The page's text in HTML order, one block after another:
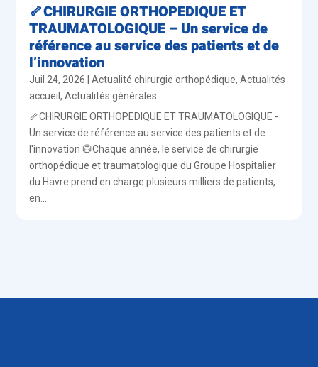
🦴CHIRURGIE ORTHOPEDIQUE ET
TRAUMATOLOGIQUE – Un service de
référence au service des patients et de
l’innovation
Juil 24, 2026 |Actualité chirurgie orthopédique,Actualités
accueil,Actualités générales
🦴CHIRURGIE ORTHOPEDIQUE ET TRAUMATOLOGIQUE -
Un service de référence au service des patients et de
l'innovation 🥼Chaque année, le service de chirurgie
orthopédique et traumatologique du Groupe Hospitalier
du Havre prend en charge plusieurs milliers de patients,
en...